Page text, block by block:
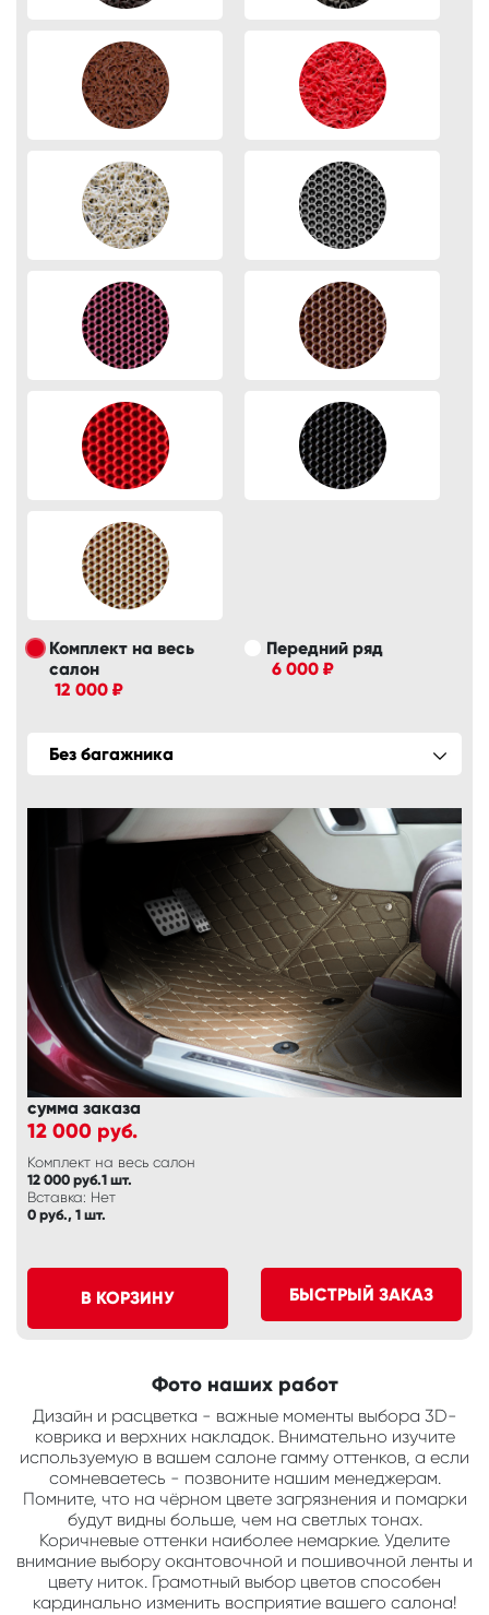
Комплект на весь
салон
12 000 ₽
Передний ряд
6 000 ₽
Без багажника
сумма заказа
12 000 руб.
Комплект на весь салон
12 000 руб.1 шт.
Вставка: Нет
0 руб., 1 шт.
В КОРЗИНУ БЫСТРЫЙ ЗАКАЗ
Фото наших работ
Дизайн и расцветка - важные моменты выбора 3D-
коврика и верхних накладок. Внимательно изучите
используемую в вашем салоне гамму оттенков, а если
сомневаетесь - позвоните нашим менеджерам.
Помните, что на чёрном цвете загрязнения и помарки
будут видны больше, чем на светлых тонах.
Коричневые оттенки наиболее немаркие. Уделите
внимание выбору окантовочной и пошивочной ленты и
цвету ниток. Грамотный выбор цветов способен
кардинально изменить восприятие вашего салона!